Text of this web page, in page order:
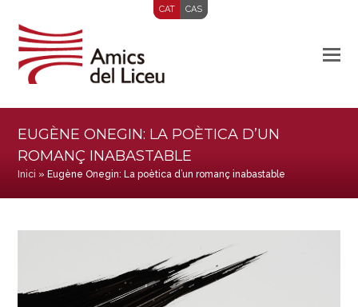
CAT CAS
EUGÈNE ONEGIN: LA POÈTICA D’UN
ROMANÇ INABASTABLE
Inici » Eugène Onegin: La poètica d’un romanç inabastable